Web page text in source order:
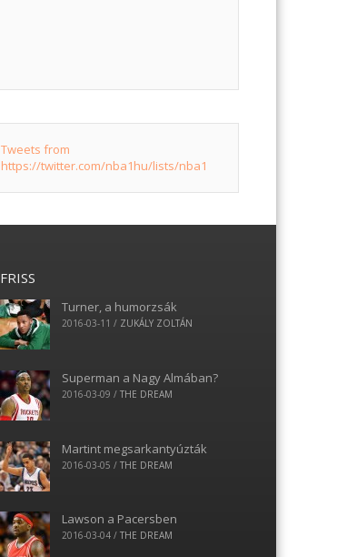
Tweets from
https://twitter.com/nba1hu/lists/nba1
FRISS
Turner, a humorzsák
2016-03-11 / ZUKÁLY ZOLTÁN
Superman a Nagy Almában?
2016-03-09 /THE DREAM
Martint megsarkantyúzták
2016-03-05 /THE DREAM
Lawson a Pacersben
2016-03-04 /THE DREAM